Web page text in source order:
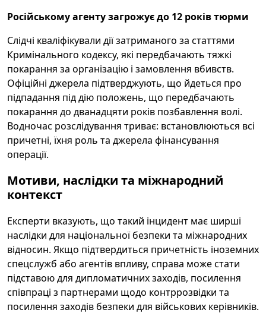
Російському агенту загрожує до 12 років тюрми
Слідчі кваліфікували дії затриманого за статтями
Кримінального кодексу, які передбачають тяжкі
покарання за організацію і замовлення вбивств.
Офіційні джерела підтверджують, що йдеться про
підпадання під дію положень, що передбачають
покарання до дванадцяти років позбавлення волі.
Водночас розслідування триває: встановлюються всі
причетні, їхня роль та джерела фінансування
операції.
Мотиви, наслідки та міжнародний
контекст
Експерти вказують, що такий інцидент має ширші
наслідки для національної безпеки та міжнародних
відносин. Якщо підтвердиться причетність іноземних
спецслужб або агентів впливу, справа може стати
підставою для дипломатичних заходів, посилення
співпраці з партнерами щодо контррозвідки та
посилення заходів безпеки для військових керівників.